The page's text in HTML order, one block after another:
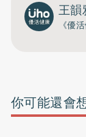
王韻
《優
你可能還會